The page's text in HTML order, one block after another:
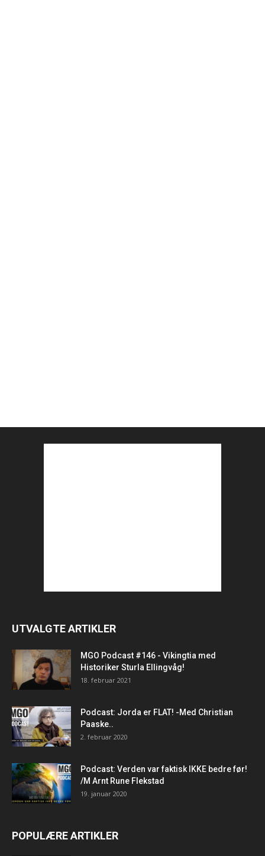
UTVALGTE ARTIKLER
MGO Podcast #146 - Vikingtia med
Historiker Sturla Ellingvåg!
18. februar 2021
Podcast: Jorda er FLAT! -Med Christian
Paaske..
2. februar 2020
Podcast: Verden var faktisk IKKE bedre før!
/M Arnt Rune Flekstad
19. januar 2020
POPULÆRE ARTIKLER